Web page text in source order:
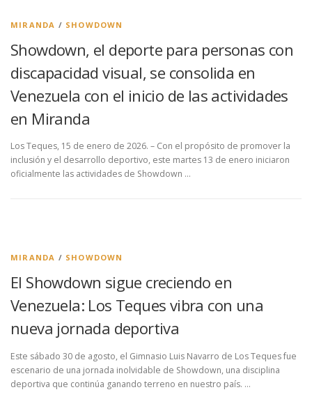
MIRANDA / SHOWDOWN
Showdown, el deporte para personas con
discapacidad visual, se consolida en
Venezuela con el inicio de las actividades
en Miranda
Los Teques, 15 de enero de 2026. – Con el propósito de promover la
inclusión y el desarrollo deportivo, este martes 13 de enero iniciaron
oficialmente las actividades de Showdown …
MIRANDA / SHOWDOWN
El Showdown sigue creciendo en
Venezuela: Los Teques vibra con una
nueva jornada deportiva
Este sábado 30 de agosto, el Gimnasio Luis Navarro de Los Teques fue
escenario de una jornada inolvidable de Showdown, una disciplina
deportiva que continúa ganando terreno en nuestro país. …